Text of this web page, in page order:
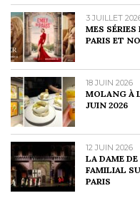
3 JUILLET
MES
PARIS ET
18 JUIN 2026
MOLANG À
JUIN 2026
12 JUIN 2026
LA DAME
FAMILIAL
PARIS